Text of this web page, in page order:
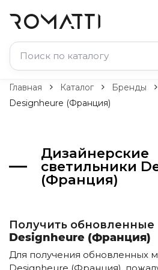
Каталог Romatti
Свет и освещение
Подвесные светильники
Люстры
Потолочные светильники
Торшеры
Технический свет
Уличное освещение
Комплектующие
Главная Каталог Бренды
Designheure (Франция)
Дизайнерские
светильники
(Франция)
Получить обновленные
Designheure (Франция)
Для получения обновленных